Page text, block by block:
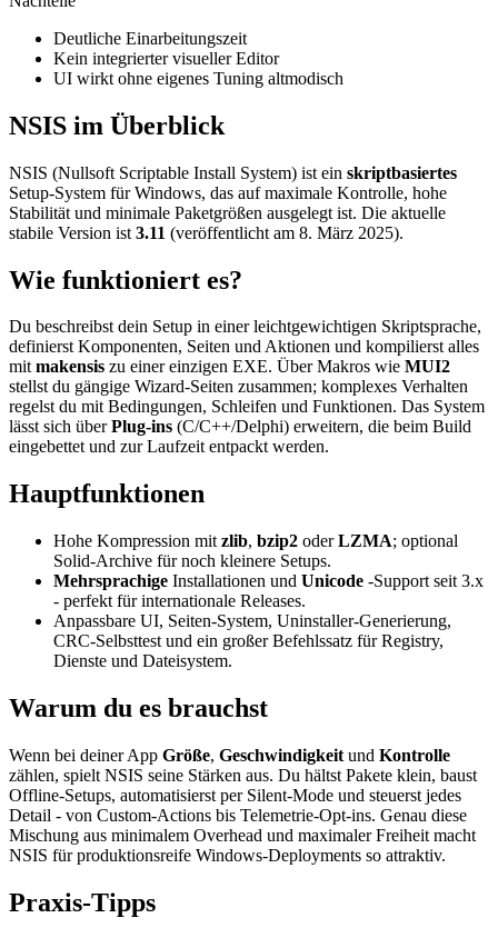
Deutliche Einarbeitungszeit
Kein integrierter visueller Editor
UI wirkt ohne eigenes Tuning altmodisch
NSIS im Überblick
NSIS (Nullsoft Scriptable Install System) ist ein skriptbasiertes
Setup-System für Windows, das auf maximale Kontrolle, hohe
Stabilität und minimale Paketgrößen ausgelegt ist. Die aktuelle
stabile Version ist 3.11 (veröffentlicht am 8. März 2025).
Wie funktioniert es?
Du beschreibst dein Setup in einer leichtgewichtigen Skriptsprache,
definierst Komponenten, Seiten und Aktionen und kompilierst alles
mitmakensis zu einer einzigen EXE. Über Makros wie MUI2
stellst du gängige Wizard-Seiten zusammen; komplexes Verhalten
regelst du mit Bedingungen, Schleifen und Funktionen. Das System
lässt sich überPlug-ins (C/C++/Delphi) erweitern, die beim Build
eingebettet und zur Laufzeit entpackt werden.
Hauptfunktionen
Hohe Kompression mit zlib, bzip2 oderLZMA; optional
Solid-Archive für noch kleinere Setups.
Mehrsprachige Installationen und Unicode -Support seit 3.x
- perfekt für internationale Releases.
Anpassbare UI, Seiten-System, Uninstaller-Generierung,
CRC-Selbsttest und ein großer Befehlssatz für Registry,
Dienste und Dateisystem.
Warum du es brauchst
Wenn bei deiner App Größe, Geschwindigkeit und Kontrolle
zählen, spielt NSIS seine Stärken aus. Du hältst Pakete klein, baust
Offline-Setups, automatisierst per Silent-Mode und steuerst jedes
Detail - von Custom-Actions bis Telemetrie-Opt-ins. Genau diese
Mischung aus minimalem Overhead und maximaler Freiheit macht
NSIS für produktionsreife Windows-Deployments so attraktiv.
Praxis-Tipps